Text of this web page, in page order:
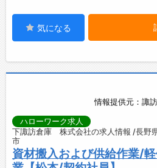
気になる
情報提供元：諏
ハローワーク求人
下諏訪倉庫 株式会社の求人情報 /長野
市
資材搬入および供給作業/